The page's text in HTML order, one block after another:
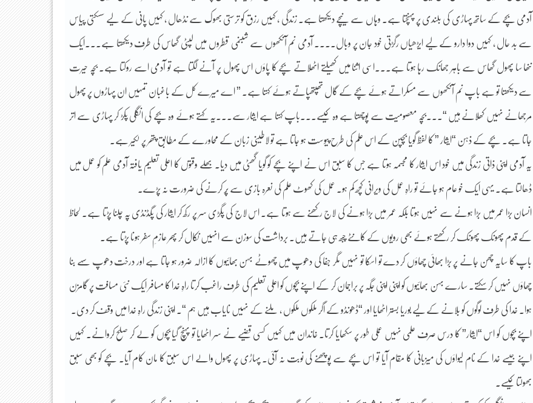
آدمی بچے کے ساتھ پہاڑی کی بلندی پر پہنچتا ہے۔ وہاں سے نیچے دیکھتا ہے۔ زندگی ، کہیں رزق کو ترستی بھوک سے نڈھال ، کہیں پانی کے لیے سسکتی پیاس
سے بد حال ، کہیں دوا دارو کے لیے ایڑھیاں رگڑتی خود جان پر وبال۔۔۔۔ آدمی نم آنکھوں سے شبنمی قطروں میں لپٹی گھاس کی طرف دیکھتا ہے۔۔۔ایک
ننھا سا پھول گھاس سے باہر جھانک رہا ہوتا ہے۔۔۔اسی اثنا میں کھیلتے اٹھلاتے بچے کا پاؤں اس پھول پر آنے لگتا ہے تو آدمی اسے روکتا ہے۔ بچہ حیرت
سے دیکھتا تو ہے باپ نم آنکھوں سے مسکراتے ہوئے بچے کے گال تھپتھپاتے ہوئے کہتا ہے۔ ” اے میرے کل کے باغبان تمہیں ان پہاڑوں پر پھول
مرجھانے نہیں کھلانے ہیں “۔۔۔بچہ معصومیت سے پوچھتا ہے وہ کیسے۔۔۔باپ کہتا ہے ایثار سے۔۔۔یہ کہتے ہوئے وہ بچے کی انگلی پکڑ کر پہاڑی سے اتر
جاتا ہے۔ بچے کے ذہن “ایثار ” کا لفظ گویا بچپن کے اس علم کی طرح پیوست ہو جاتا ہے تو لاطینی زبان کے محاورے کے مطابق پتھر پر لکیر ہے۔
یہ آدمی اپنی ذاتی زندگی میں خود اس ایثار کا مجسمہ ہوتا ہے جس کا سبق اس نے اپنے بچے کو گویا گھٹی میں دیا۔ بھلے وقتوں کا اعلی تعلیم یافتہ آدمی علم کو عمل میں
ڈھالتا ہے۔ یہی ایک خو عام ہو جائے تو راہِ عمل کی ویرانی کچھ کم ہو۔ عمل کی کھوٹ علم کی نعرہ بازی سے پُر کرنے کی ضرورت نہ پڑے۔
انسان بڑا عمر میں بڑا ہونے سے نہیں ہوتا بلکہ عمر میں بڑا ہونے کی لاج رکھنے سے ہوتا ہے۔ اس لاج کی پگڑی سر پر رکھ کر ایثار کی پگڈنڈی پہ چلنا پڑتا ہے۔ لحاظ
کے قدم پھونک پھونک کر رکھتے ہوئے بھی رویوں کے کانٹے چبھ ہی جاتے ہیں۔ برداشت کی سوزن سے انہیں نکال کر پھر عازمِ سفر ہونا پڑتا ہے۔
باپ کا سایہ چھن جانے پر بڑا بھائی چھاؤں کر دے تو اسکا تو نہیں مگر جفا کی دھوپ میں چھوٹے بہن بھائیوں کا ازالہ ضرور ہو جاتا ہے اور درخت دھوپ سہے بنا
چھاؤں نہیں کر سکتے۔ سارے بہن بھائیوں کو اپنی اپنی جگہ پر براجمان کر کے اپنے بچوں کو اعلی تعلیم کی طرف راغب کرتا راہِ خدا کا مسافر ایک نئی مسافت پر گامزن
ہوا۔ خدا کی طرف لوگوں کو بلانے کے لیے بوریا بستر اٹھایا اور “ڈھونڈو کے اگر ملکوں ملکوں ، ملنے کے نہیں نایاب ہیں ہم “۔ اپنی زندگی راہِ خدا میں وقف کر دی۔
اپنے بچوں کو اس “ایثار” کا درس صرف علمی نہیں عملی طور پر سکھایا کرتا۔ خاندان میں کہیں کسی قضیے نے سر اٹھایا تو پہنچ گیا بچوں کو لے کر صلح کروانے۔ کہیں
اپنے جیسے خدا کے نام لیواؤں کی میزبانی کا مقام آیا تو اس بچے سے پوچھنے کی نوبت نہ آئی۔ پہاڑی پر پھول والے اس سبق کا مان کام آیا۔ بچے کو بھی سبق
بھولتا کیسے۔